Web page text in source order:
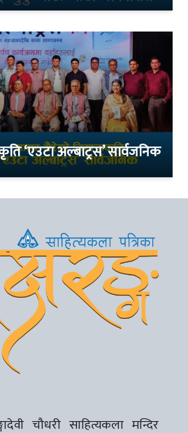
‘एउटा अल्बाट्रस’ सार्वजनिक
चौधरी साहित्यकला मन्दिर